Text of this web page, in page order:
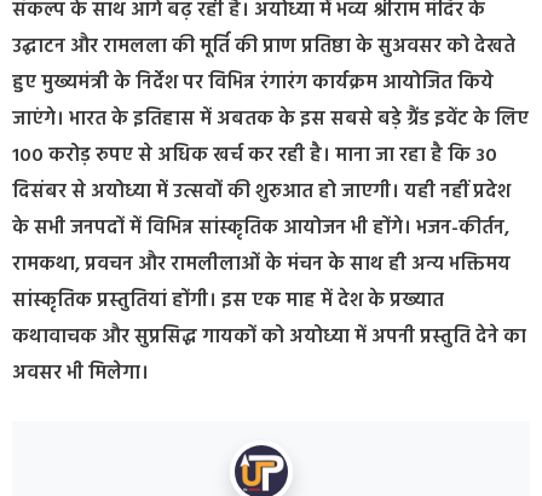
संकल्प के साथ आगे बढ़ रही है। अयोध्या में भव्य श्रीराम मंदिर के
उद्घाटन और रामलला की मूर्ति की प्राण प्रतिष्ठा के सुअवसर को देखते
हुए मुख्यमंत्री के निर्देश पर विभिन्न रंगारंग कार्यक्रम आयोजित किये
जाएंगे। भारत के इतिहास में अबतक के इस सबसे बड़े ग्रैंड इवेंट के लिए
100 करोड़ रुपए से अधिक खर्च कर रही है। माना जा रहा है कि 30
दिसंबर से अयोध्या में उत्सवों की शुरुआत हो जाएगी। यही नहीं प्रदेश
के सभी जनपदों में विभिन्न सांस्कृतिक आयोजन भी होंगे। भजन-कीर्तन,
रामकथा, प्रवचन और रामलीलाओं के मंचन के साथ ही अन्य भक्तिमय
सांस्कृतिक प्रस्तुतियां होंगी। इस एक माह में देश के प्रख्यात
कथावाचक और सुप्रसिद्ध गायकों को अयोध्या में अपनी प्रस्तुति देने का
अवसर भी मिलेगा।